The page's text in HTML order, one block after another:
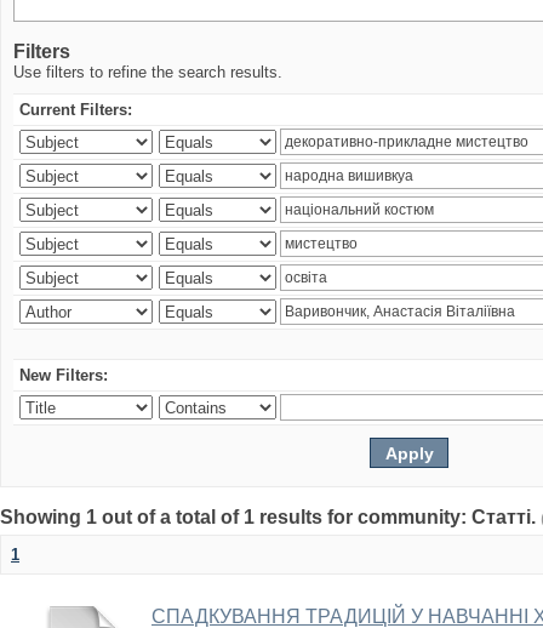
Filters
Use filters to refine the search results.
Current Filters:
New Filters:
Showing 1 out of a total of 1 results for community: Статті.
1
СПАДКУВАННЯ ТРАДИЦІЙ У НАВЧАННІ